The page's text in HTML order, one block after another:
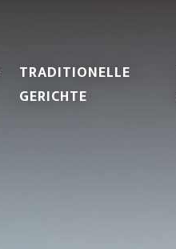
TRADITIONELLE
GERICHTE